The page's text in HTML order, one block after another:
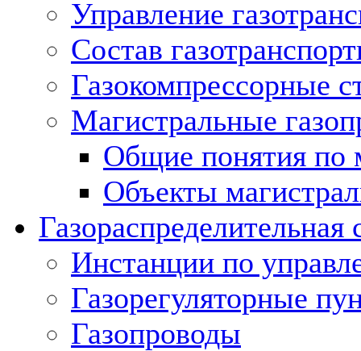
Управление
Состав
Газокомпрессорные
Магистральные
Общие понятия по
Объекты
Газораспределительная
Инстанции по
Газорегуляторные
Газопроводы